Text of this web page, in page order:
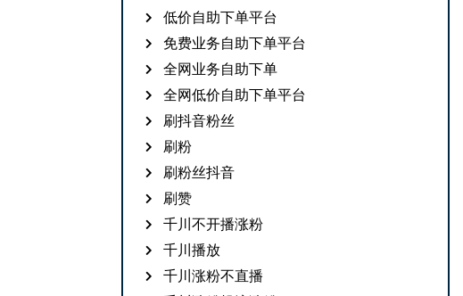
低价自助下单平台
免费业务自助下单平台
全网业务自助下单
全网低价自助下单平台
刷抖音粉丝
刷粉
刷粉丝抖音
刷赞
千川不开播涨粉
千川播放
千川涨粉不直播